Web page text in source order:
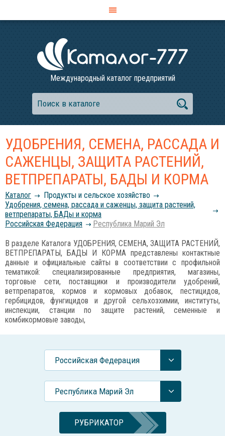
Международный каталог предприятий
УДОБРЕНИЯ, СЕМЕНА, РАССАДА И
САЖЕНЦЫ, ЗАЩИТА РАСТЕНИЙ,
ВЕТПРЕПАРАТЫ, БАДЫ И КОРМА
Каталог
Продукты и сельское хозяйство
Удобрения, семена, рассада и саженцы, защита растений,
ветпрепараты, БАДы и корма
Российcкая Федерация
Республика Марий Эл
В разделе Каталога УДОБРЕНИЯ, СЕМЕНА, ЗАЩИТА РАСТЕНИЙ,
ВЕТПРЕПАРАТЫ, БАДЫ И КОРМА представлены контактные
данные и официальные сайты в соответствии с профильной
тематикой: специализированные предприятия, магазины,
торговые сети, поставщики и производители удобрений,
ветпрепаратов, кормов и кормовых добавок, пестицидов,
гербицидов, фунгицидов и другой сельхозхимии, институты,
инспекции, станции по защите растений, семенные и
комбикормовые заводы,
Российcкая Федерация
Республика Марий Эл
РУБРИКАТОР